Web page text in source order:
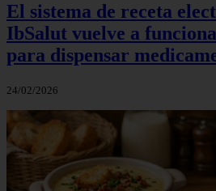
El sistema de receta
IbSalut vuelve a
para dispensar
24/02/2026